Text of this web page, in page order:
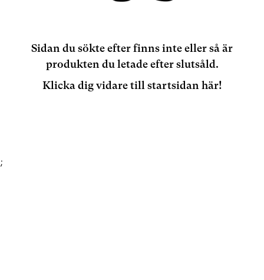
Sidan du sökte efter finns inte eller så är
produkten du letade efter slutsåld.
Klicka dig vidare till startsidan här!
;